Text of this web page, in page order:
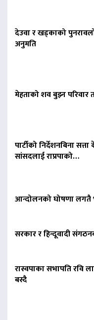
देउवा र खड्काको
अनुमति
मेहताको शव बुझ्न परिवार
पार्टीको निर्देशनबिना
सांसदलाई राप्रपाको…
आन्दोलनको घोषणा लगतै
सरकार र हिन्दूवादी
रास्वपाका सभापति रवि
बस्दै